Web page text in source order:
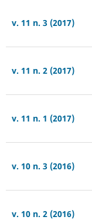
v. 11 n. 3 (2017)
v. 11 n. 2 (2017)
v. 11 n. 1 (2017)
v. 10 n. 3 (2016)
v. 10 n. 2 (2016)